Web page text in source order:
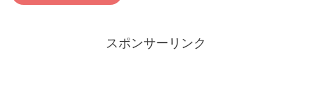
スポンサーリンク